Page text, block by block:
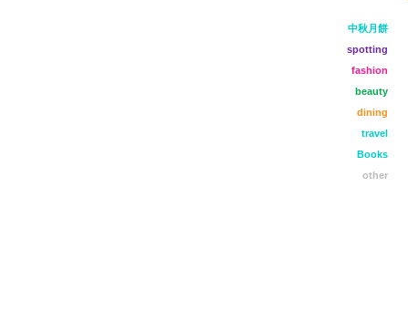
中秋月餅
spotting
fashion
beauty
dining
travel
Books
other